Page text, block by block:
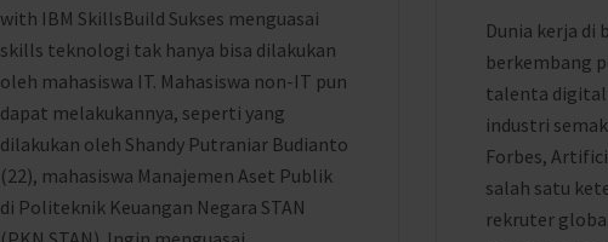
with IBM SkillsBuild Sukses menguasai
skills teknologi tak hanya bisa dilakukan
oleh mahasiswa IT. Mahasiswa non-IT pun
dapat melakukannya, seperti yang
dilakukan oleh Shandy Putraniar Budianto
(22), mahasiswa Manajemen Aset Publik
di Politeknik Keuangan Negara STAN
Dunia kerja
berkembang
talenta digital
industri
Forbes,
salah satu
rekruter